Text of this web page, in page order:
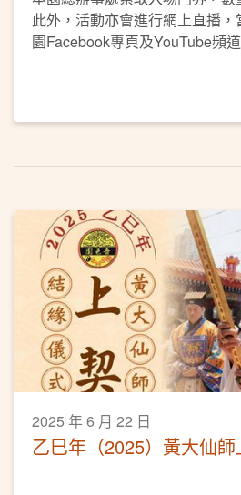
此外，活動亦會進行網上直播
園Facebook專頁及YouTube頻
2025 年 6 月 22 日
乙巳年（2025）黃大仙